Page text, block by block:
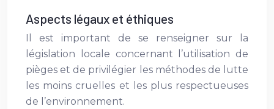
Aspects légaux et éthiques
Il est important de se renseigner sur la
législation locale concernant l’utilisation de
pièges et de privilégier les méthodes de lutte
les moins cruelles et les plus respectueuses
de l’environnement.